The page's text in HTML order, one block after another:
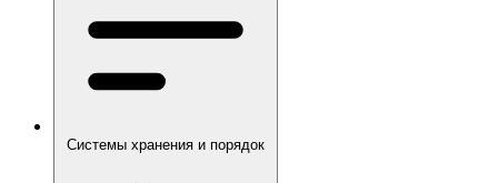
Системы хранения и порядок